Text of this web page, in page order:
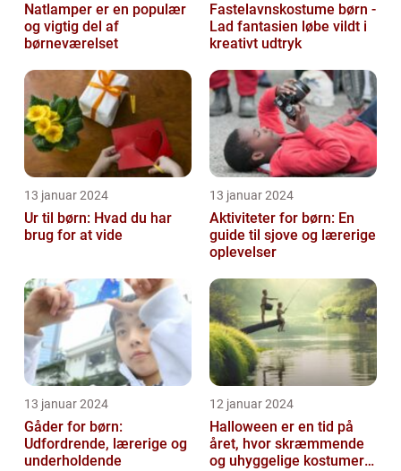
Natlamper er en populær
og vigtig del af
børneværelset
Fastelavnskostume børn -
Lad fantasien løbe vildt i
kreativt udtryk
13 januar 2024
Ur til børn: Hvad du har
brug for at vide
13 januar 2024
Aktiviteter for børn: En
guide til sjove og lærerige
oplevelser
13 januar 2024
Gåder for børn:
Udfordrende, lærerige og
underholdende
12 januar 2024
Halloween er en tid på
året, hvor skræmmende
og uhyggelige kostumer